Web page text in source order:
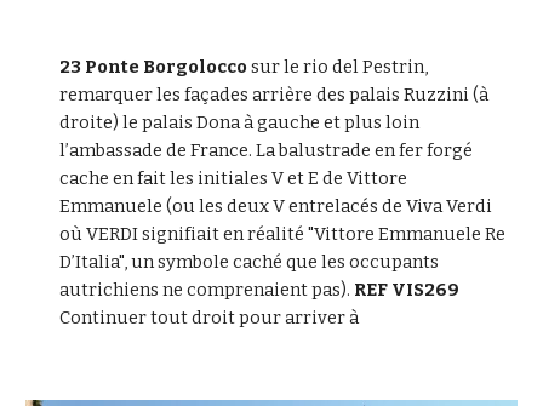
23 Ponte Borgolocco sur le rio del Pestrin,
remarquer les façades arrière des palais Ruzzini (à
droite) le palais Dona à gauche et plus loin
l’ambassade de France. La balustrade en fer forgé
cache en fait les initiales V et E de Vittore
Emmanuele (ou les deux V entrelacés de Viva Verdi
où VERDI signifiait en réalité "Vittore Emmanuele Re
D’Italia", un symbole caché que les occupants
autrichiens ne comprenaient pas). REF VIS269
Continuer tout droit pour arriver à